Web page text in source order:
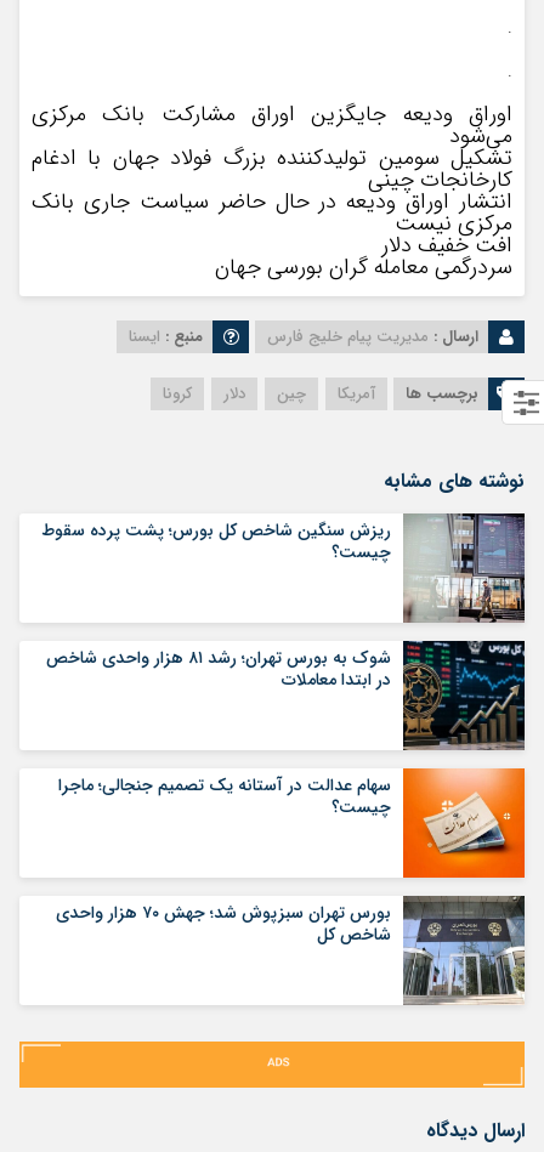
.
.
اوراق ودیعه جایگزین اوراق مشارکت بانک مرکزی
می‌شود
تشکیل سومین تولیدکننده بزرگ فولاد جهان با ادغام
کارخانجات چینی
انتشار اوراق ودیعه در حال حاضر سیاست جاری بانک
مرکزی نیست
افت خفیف دلار
سردرگمی معامله گران بورسی جهان
ارسال : مدیریت پیام خلیج فارس منبع : ایسنا
برچسب ها آمریکا چین دلار کرونا
نوشته های مشابه
ریزش سنگین شاخص کل بورس؛ پشت پرده سقوط
چیست؟
شوک به بورس تهران؛ رشد ۸۱ هزار واحدی شاخص
در ابتدا معاملات
سهام عدالت در آستانه یک تصمیم جنجالی؛ ماجرا
چیست؟
بورس تهران سبزپوش شد؛ جهش ۷۰ هزار واحدی
شاخص کل
ارسال دیدگاه